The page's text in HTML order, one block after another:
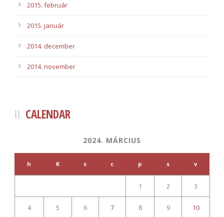
2015. február
2015. január
2014. december
2014. november
CALENDAR
2024. MÁRCIUS
h K s c p s v
1 2 3
4 5 6 7 8 9 10